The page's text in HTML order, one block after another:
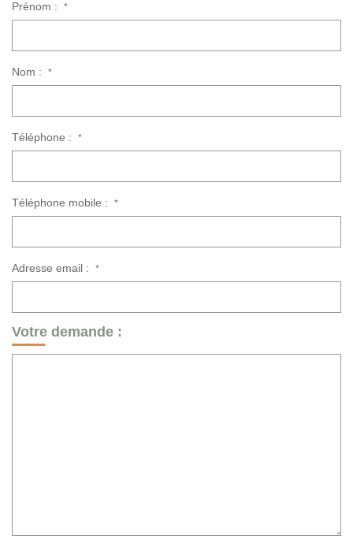
Prénom : *
Nom : *
Téléphone : *
Téléphone mobile : *
Adresse email : *
Votre demande :